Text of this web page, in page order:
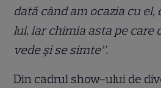
dată când am ocazia cu
lui, iar chimia asta pe care
vede și se simte”.
Din cadrul show-ului de